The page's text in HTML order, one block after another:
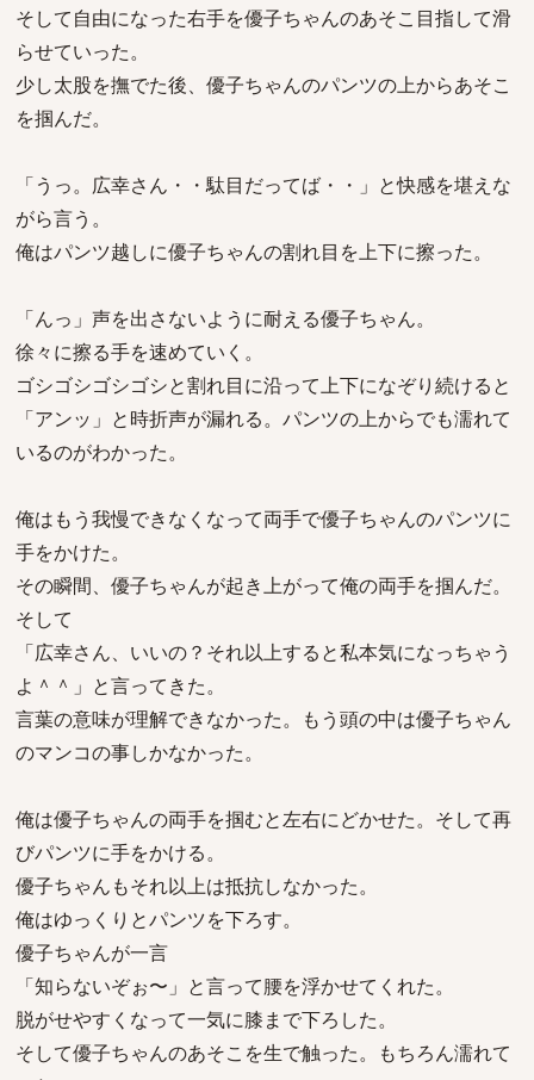
そして自由になった右手を優子ちゃんのあそこ目指して滑
らせていった。
少し太股を撫でた後、優子ちゃんのパンツの上からあそこ
を掴んだ。
「うっ。広幸さん・・駄目だってば・・」と快感を堪えな
がら言う。
俺はパンツ越しに優子ちゃんの割れ目を上下に擦った。
「んっ」声を出さないように耐える優子ちゃん。
徐々に擦る手を速めていく。
ゴシゴシゴシゴシと割れ目に沿って上下になぞり続けると
「アンッ」と時折声が漏れる。パンツの上からでも濡れて
いるのがわかった。
俺はもう我慢できなくなって両手で優子ちゃんのパンツに
手をかけた。
その瞬間、優子ちゃんが起き上がって俺の両手を掴んだ。
そして
「広幸さん、いいの？それ以上すると私本気になっちゃう
よ＾＾」と言ってきた。
言葉の意味が理解できなかった。もう頭の中は優子ちゃん
のマンコの事しかなかった。
俺は優子ちゃんの両手を掴むと左右にどかせた。そして再
びパンツに手をかける。
優子ちゃんもそれ以上は抵抗しなかった。
俺はゆっくりとパンツを下ろす。
優子ちゃんが一言
「知らないぞぉ〜」と言って腰を浮かせてくれた。
脱がせやすくなって一気に膝まで下ろした。
そして優子ちゃんのあそこを生で触った。もちろん濡れて